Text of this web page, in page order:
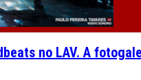
no LAV. A